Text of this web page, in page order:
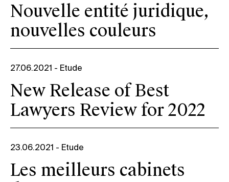
Nouvelle entité juridique,
nouvelles couleurs
27.06.2021 - Etude
New Release of Best
Lawyers Review for 2022
23.06.2021 - Etude
Les meilleurs cabinets